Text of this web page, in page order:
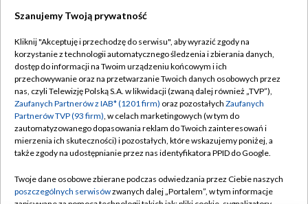
TVP
Abonament TVP
Emisja w TVP
Centrum informacji TVP
Naziemna Telewizja Cyfrowa
Rada Programowa
Regulamin TVP
Polityka prywatności
Moje zgody
Pomoc
Kontakt
Szanujemy Twoją prywatność
Kliknij "Akceptuję i przechodzę do serwisu", aby wyrazić zgody na
korzystanie z technologii automatycznego śledzenia i zbierania danych,
dostęp do informacji na Twoim urządzeniu końcowym i ich
przechowywanie oraz na przetwarzanie Twoich danych osobowych przez
nas, czyli Telewizję Polską S.A. w likwidacji (zwaną dalej również „TVP”),
Zaufanych Partnerów z IAB* (1201 firm) oraz pozostałych Zaufanych
Partnerów TVP (93 firm), w celach marketingowych (w tym do
zautomatyzowanego dopasowania reklam do Twoich zainteresowań i
mierzenia ich skuteczności) i pozostałych, które wskazujemy poniżej, a
także zgody na udostępnianie przez nas identyfikatora PPID do Google.
Twoje dane osobowe zbierane podczas odwiedzania przez Ciebie naszych
poszczególnych serwisówzwanych dalej „Portalem”, w tym informacje